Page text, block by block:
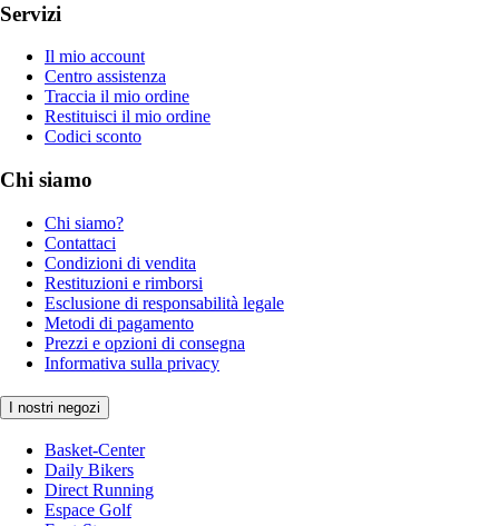
Servizi
Il mio account
Centro assistenza
Traccia il mio ordine
Restituisci il mio ordine
Codici sconto
Chi siamo
Chi siamo?
Contattaci
Condizioni di vendita
Restituzioni e rimborsi
Esclusione di responsabilità legale
Metodi di pagamento
Prezzi e opzioni di consegna
Informativa sulla privacy
I nostri negozi
Basket-Center
Daily Bikers
Direct Running
Espace Golf